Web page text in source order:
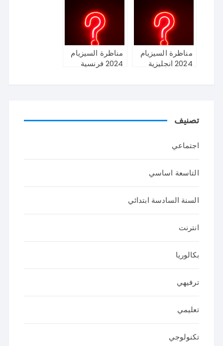
مناظرة السيزيام
2024 انجليزية
مناظرة السيزيام
2024 فرنسية
تصنيف
اجتماعي
التاسعة اساسي
السنة السادسة ابتدائي
انترنت
بكالوريا
ترفيهي
تعليمي
تكنولوجي